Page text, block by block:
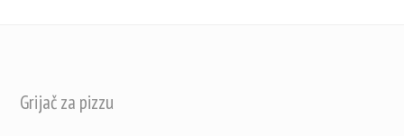
Grijač za pizzu